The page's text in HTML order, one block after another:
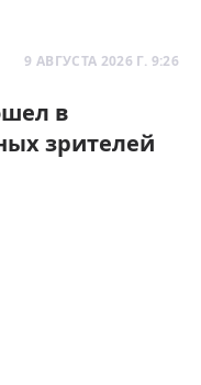
9 АВГУСТА 2026 Г. 9:26
в
зрителей